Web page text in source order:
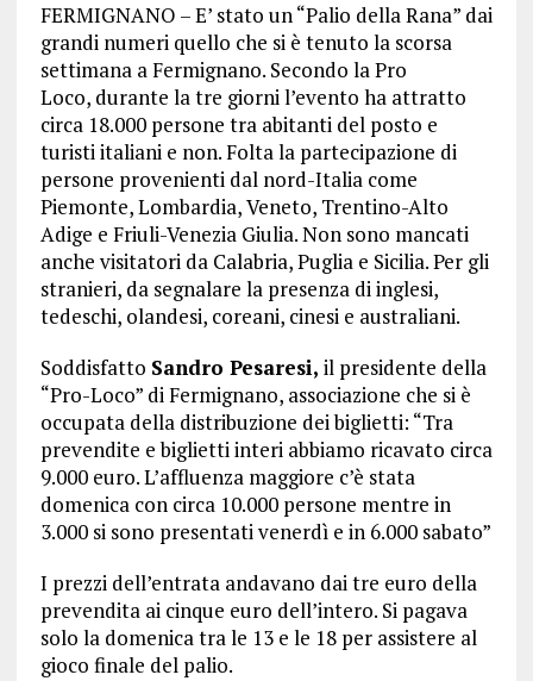
FERMIGNANO – E’ stato un “Palio della Rana” dai
grandi numeri quello che si è tenuto la scorsa
settimana a Fermignano. Secondo la Pro
Loco, durante la tre giorni l’evento ha attratto
circa 18.000 persone tra abitanti del posto e
turisti italiani e non. Folta la partecipazione di
persone provenienti dal nord-Italia come
Piemonte, Lombardia, Veneto, Trentino-Alto
Adige e Friuli-Venezia Giulia. Non sono mancati
anche visitatori da Calabria, Puglia e Sicilia. Per gli
stranieri, da segnalare la presenza di inglesi,
tedeschi, olandesi, coreani, cinesi e australiani.
Soddisfatto Sandro Pesaresi, il presidente della
“Pro-Loco” di Fermignano, associazione che si è
occupata della distribuzione dei biglietti: “Tra
prevendite e biglietti interi abbiamo ricavato circa
9.000 euro. L’affluenza maggiore c’è stata
domenica con circa 10.000 persone mentre in
3.000 si sono presentati venerdì e in 6.000 sabato”
I prezzi dell’entrata andavano dai tre euro della
prevendita ai cinque euro dell’intero. Si pagava
solo la domenica tra le 13 e le 18 per assistere al
gioco finale del palio.